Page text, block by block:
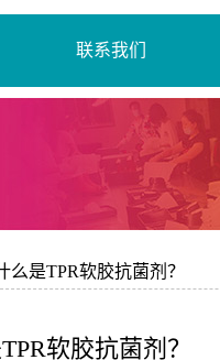
联系我们
么是TPR软胶抗菌剂？
软胶抗菌剂？